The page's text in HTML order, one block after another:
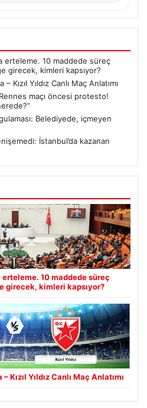
erteleme. 10 maddede süreç
girecek, kimleri kapsıyor?
Kızıl Yıldız Canlı Maç Anlatımı
maçı öncesi protesto!
Belediyede, içmeyen
İstanbul’da kazanan
10 maddede süreç
girecek, kimleri kapsıyor?
Kızıl Yıldız Canlı Maç Anlatımı